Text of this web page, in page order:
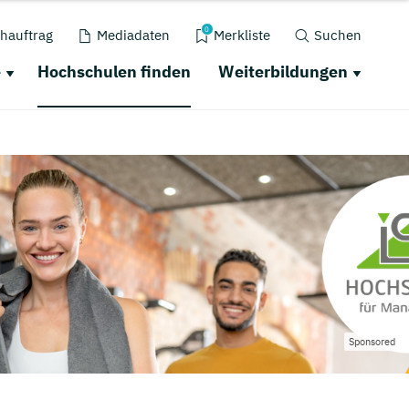
Mediadaten 0 Merkliste Suchen
Hochschulen finden Weiterbildungen
Sponsored